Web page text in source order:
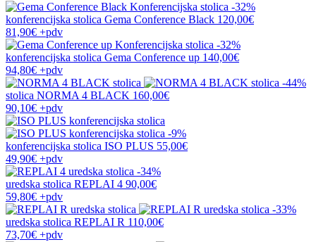
-32%
konferencijska stolica Gema Conference Black 120,00€
81,90€ +pdv
-32%
konferencijska stolica Gema Conference up 140,00€
94,80€ +pdv
-44%
stolica NORMA 4 BLACK 160,00€
90,10€ +pdv
-9%
konferencijska stolica ISO PLUS 55,00€
49,90€ +pdv
-34%
uredska stolica REPLAI 4 90,00€
59,80€ +pdv
-33%
uredska stolica REPLAI R 110,00€
73,70€ +pdv